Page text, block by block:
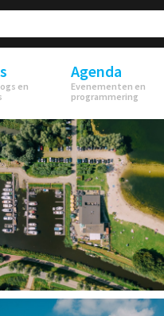
en
Agenda
Evenementen en
programmering